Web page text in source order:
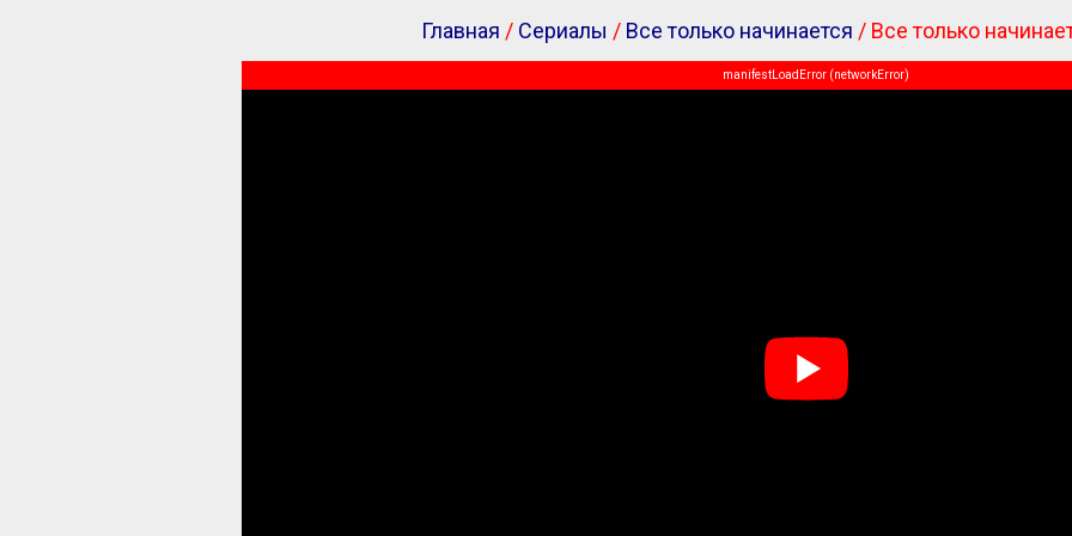
Главная / Сериалы / Все только начинается / Все только
manifestLoadError (networkError)